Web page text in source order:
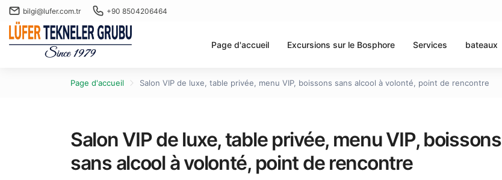
bilgi@lufer.com.tr +90 8504206464
Page d'accueil Excursions sur le Bosphore Services bateaux
Page d'accueil Salon VIP de luxe, table privée, menu VIP, boissons sans alcool à volonté, point de rencontre
Salon VIP de luxe, table privée, menu VIP, boissons
sans alcool à volonté, point de rencontre